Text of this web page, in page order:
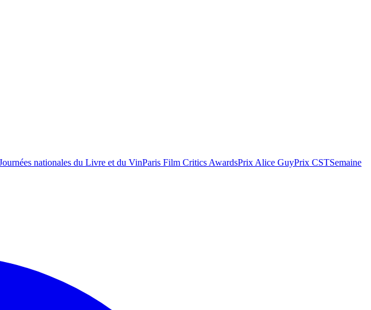
nationales du Livre et du VinParis Film Critics AwardsPrix Alice GuyPrix CSTSemaine